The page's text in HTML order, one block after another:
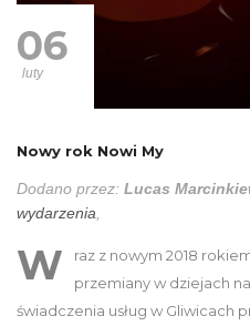
06
luty
Nowy rok Nowi My
Dodano przez: Lucas
wydarzenia
W
raz z nowym 2018
przemiany w dziejach
świadczenia usług w Gliwicach